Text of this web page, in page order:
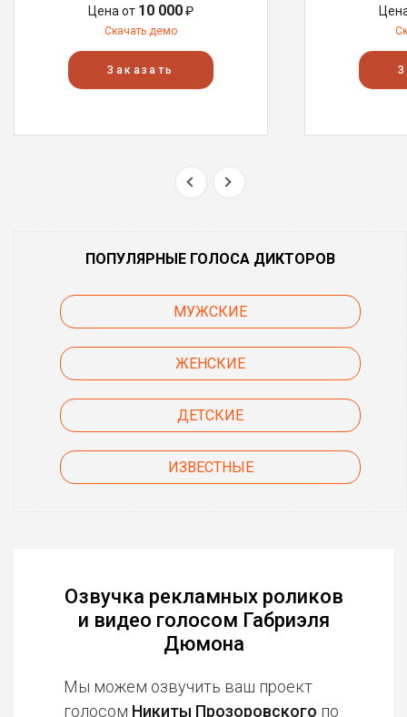
Цена от 10 000₽
Скачать демо
Заказать
ПОПУЛЯРНЫЕ ГОЛОСА ДИКТОРОВ
МУЖСКИЕ
ЖЕНСКИЕ
ДЕТСКИЕ
ИЗВЕСТНЫЕ
Озвучка рекламных роликов
и видео голосом Габриэля
Дюмона
Мы можем озвучить ваш проект
голосом Никиты Прозоровского по